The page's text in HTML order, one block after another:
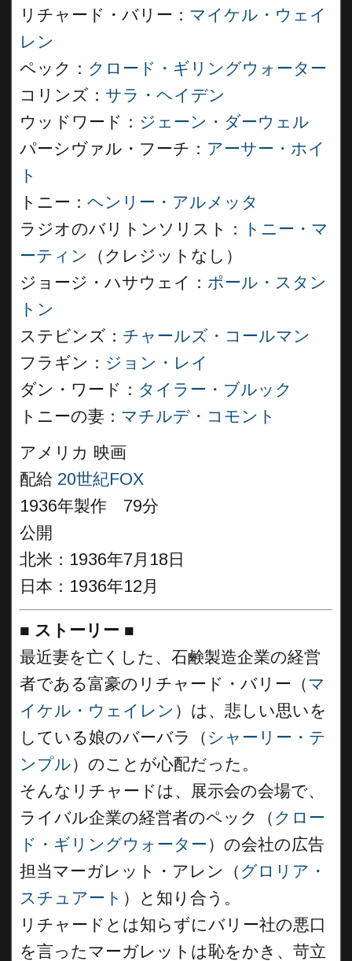
リチャード・バリー： マイケル・ウェイ
レン
ペック： クロード・ギリングウォーター
コリンズ： サラ・ヘイデン
ウッドワード： ジェーン・ダーウェル
パーシヴァル・フーチ： アーサー・ホイ
ト
トニー： ヘンリー・アルメッタ
ラジオのバリトンソリスト：
トニー・マ
ーティン
（クレジットなし）
ジョージ・ハサウェイ： ポール・スタン
トン
ステビンズ： チャールズ・コールマン
フラギン： ジョン・レイ
ダン・ワード： タイラー・ブルック
トニーの妻： マチルデ・コモント
アメリカ 映画
配給 20世紀FOX
1936年製作 79分
公開
北米：1936年7月18日
日本：1936年12月
■ ストーリー ■
最近妻を亡くした、石鹸製造企業の経営
者である富豪のリチャード・バリー（マ
イケル・ウェイレン ）は、悲しい思いを
している娘のバーバラ（ シャーリー・テ
ンプル）のことが心配だった。
そんなリチャードは、展示会の会場で、
ライバル企業の経営者のペック（ クロー
ド・ギリングウォーター）の会社の広告
担当マーガレット・アレン（ グロリア・
スチュアート ）と知り合う。
リチャードとは知らずにバリー社の悪口
を言ったマーガレットは恥をかき、苛立